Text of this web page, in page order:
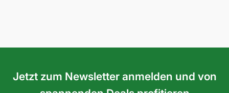
Jetzt zum Newsletter anmelden und von